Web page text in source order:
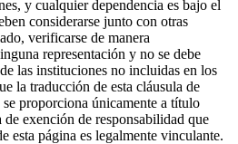
y cualquier dependencia es bajo el
considerarse junto con otras
verificarse de manera
representación y no se debe
las instituciones no incluidas en los
la traducción de esta cláusula de
proporciona únicamente a título
exención de responsabilidad que
esta página es legalmente vinculante.